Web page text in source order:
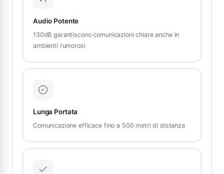
Audio Potente
130dB garantiscono comunicazioni chiare anche in
ambienti rumorosi
Lunga Portata
Comunicazione efficace fino a 500 metri di distanza